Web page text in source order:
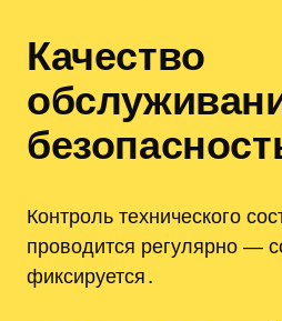
Качество
Контроль технического
проводится регулярно —
фиксируется․